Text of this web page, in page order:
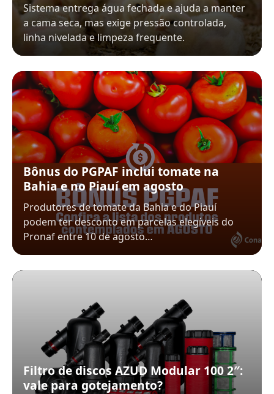
Sistema entrega água fechada e ajuda a manter
a cama seca, mas exige pressão controlada,
linha nivelada e limpeza frequente.
Bônus do PGPAF inclui tomate na
Bahia e no Piauí em agosto
Produtores de tomate da Bahia e do Piauí
podem ter desconto em parcelas elegíveis do
Pronaf entre 10 de agosto…
Filtro de discos AZUD Modular 100 2″:
vale para gotejamento?